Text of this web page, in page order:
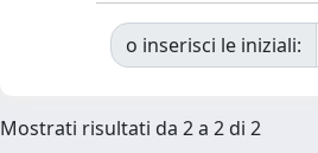
o inserisci le iniziali:
Mostrati risultati da 2 a 2 di 2